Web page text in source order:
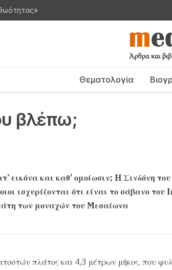
Θεματολογία
βλέπω;
εικόνα και καθ’ ομοίωσιν; H Σινδόνη του
ισχυρίζονται ότι είναι το σάβανο του
των μοναχών του Mεσαίωνα
πλάτος και 4,3 μέτρων μήκος, που